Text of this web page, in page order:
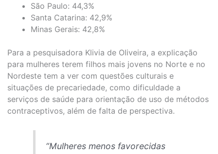
São Paulo: 44,3%
Santa Catarina: 42,9%
Minas Gerais: 42,8%
Para a pesquisadora Klivia de Oliveira, a explicação
para mulheres terem filhos mais jovens no Norte e no
Nordeste tem a ver com questões culturais e
situações de precariedade, como dificuldade a
serviços de saúde para orientação de uso de métodos
contraceptivos, além de falta de perspectiva.
“Mulheres menos favorecidas